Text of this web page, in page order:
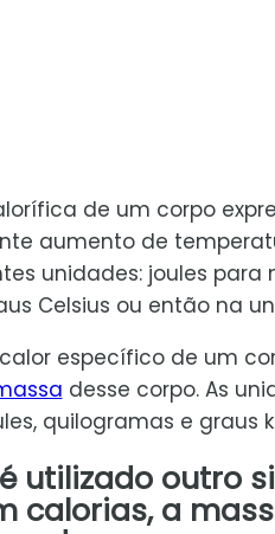
de um corpo
aumento de
unidades: joules
Celsius ou então na
específico de um
desse corpo. As
quilogramas e graus
utilizado outro
calorias, a